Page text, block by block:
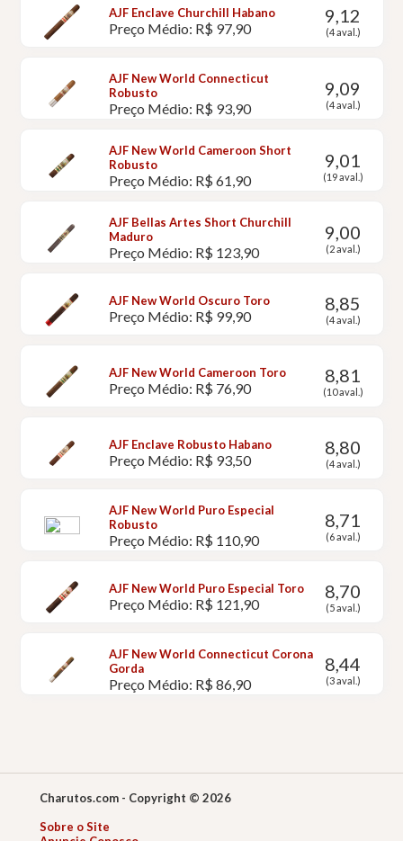
AJF Enclave Churchill Habano
Preço Médio: R$ 97,90
9,12
(4 aval.)
AJF New World Connecticut
Robusto
Preço Médio: R$ 93,90
9,09
(4 aval.)
AJF New World Cameroon Short
Robusto
Preço Médio: R$ 61,90
9,01
(19 aval.)
AJF Bellas Artes Short Churchill
Maduro
Preço Médio: R$ 123,90
9,00
(2 aval.)
AJF New World Oscuro Toro
Preço Médio: R$ 99,90
8,85
(4 aval.)
AJF New World Cameroon Toro
Preço Médio: R$ 76,90
8,81
(10 aval.)
AJF Enclave Robusto Habano
Preço Médio: R$ 93,50
8,80
(4 aval.)
AJF New World Puro Especial
Robusto
Preço Médio: R$ 110,90
8,71
(6 aval.)
AJF New World Puro Especial Toro
Preço Médio: R$ 121,90
8,70
(5 aval.)
AJF New World Connecticut Corona
Gorda
Preço Médio: R$ 86,90
8,44
(3 aval.)
Charutos.com - Copyright © 2026
Sobre o Site